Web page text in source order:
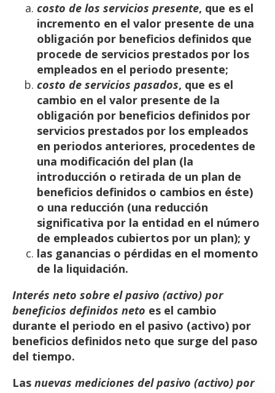
costo de los servicios presente, que es el
incremento en el valor presente de una
obligación por beneficios definidos que
procede de servicios prestados por los
empleados en el periodo presente;
costo de servicios pasados, que es el
cambio en el valor presente de la
obligación por beneficios definidos por
servicios prestados por los empleados
en periodos anteriores, procedentes de
una modificación del plan (la
introducción o retirada de un plan de
beneficios definidos o cambios en éste)
o una reducción (una reducción
significativa por la entidad en el número
de empleados cubiertos por un plan); y
las ganancias o pérdidas en el momento
de la liquidación.
Interés neto sobre el pasivo (activo) por
beneficios definidos neto es el cambio
durante el periodo en el pasivo (activo) por
beneficios definidos neto que surge del paso
del tiempo.
Las nuevas mediciones del pasivo (activo) por